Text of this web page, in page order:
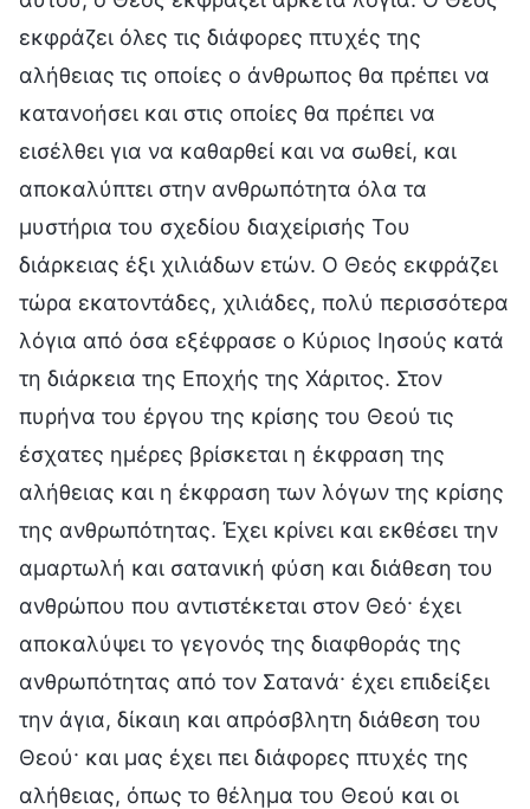
εκφράζει όλες τις διάφορες πτυχές της
αλήθειας τις οποίες ο άνθρωπος θα πρέπει να
κατανοήσει και στις οποίες θα πρέπει να
εισέλθει για να καθαρθεί και να σωθεί, και
αποκαλύπτει στην ανθρωπότητα όλα τα
μυστήρια του σχεδίου διαχείρισής Του
διάρκειας έξι χιλιάδων ετών. Ο Θεός εκφράζει
τώρα εκατοντάδες, χιλιάδες, πολύ περισσότερα
λόγια από όσα εξέφρασε ο Κύριος Ιησούς κατά
τη διάρκεια της Εποχής της Χάριτος. Στον
πυρήνα του έργου της κρίσης του Θεού τις
έσχατες ημέρες βρίσκεται η έκφραση της
αλήθειας και η έκφραση των λόγων της κρίσης
της ανθρωπότητας. Έχει κρίνει και εκθέσει την
αμαρτωλή και σατανική φύση και διάθεση του
ανθρώπου που αντιστέκεται στον Θεό· έχει
αποκαλύψει το γεγονός της διαφθοράς της
ανθρωπότητας από τον Σατανά· έχει επιδείξει
την άγια, δίκαιη και απρόσβλητη διάθεση του
Θεού· και μας έχει πει διάφορες πτυχές της
αλήθειας, όπως το θέλημα του Θεού και οι